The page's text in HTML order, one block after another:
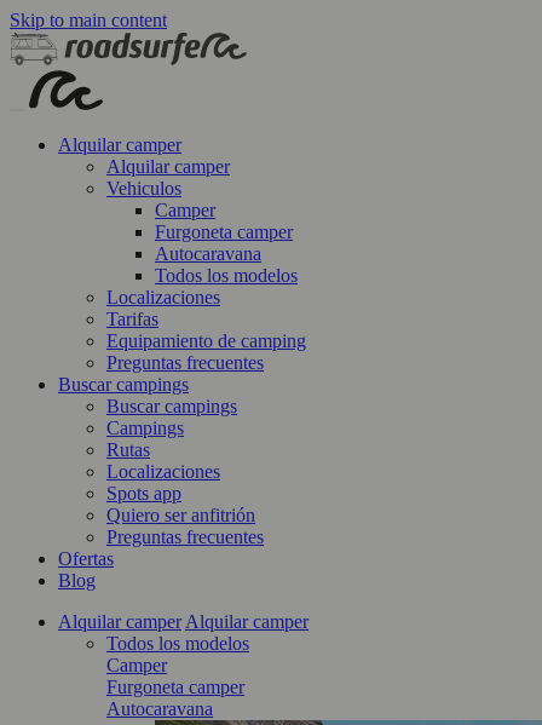
Skip to main content
Alquilar camper
Alquilar camper
Vehiculos
Camper
Furgoneta camper
Autocaravana
Todos los modelos
Localizaciones
Tarifas
Equipamiento de camping
Preguntas frecuentes
Buscar campings
Buscar campings
Campings
Rutas
Localizaciones
Spots app
Quiero ser anfitrión
Preguntas frecuentes
Ofertas
Blog
Alquilar camper Alquilar camper
Todos los modelos
Camper
Furgoneta camper
Autocaravana